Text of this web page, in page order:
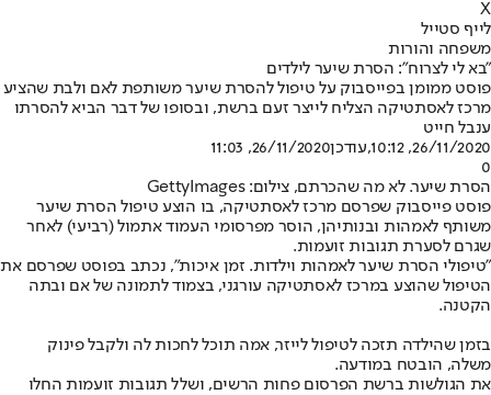
X
לייף סטייל
משפחה והורות
"בא לי לצרוח": הסרת שיער לילדים
פוסט ממומן בפייסבוק על טיפול להסרת שיער משותפת לאם ולבת שהציע
מרכז לאסתטיקה הצליח לייצר זעם ברשת, ובסופו של דבר הביא להסרתו
ענבל חייט
26/11/2020, 10:12
,עודכן26/11/2020, 11:03
0
הסרת שיער. לא מה שהכרתם, צילום: GettyImages
פוסט פייסבוק שפרסם מרכז לאסתטיקה, בו הוצע טיפול הסרת שיער
משותף לאמהות ובנותיהן, הוסר מפרסומי העמוד אתמול (רביעי) לאחר
שגרם לסערת תגובות זועמות.
"טיפולי הסרת שיער לאמהות וילדות. זמן איכות", נכתב בפוסט שפרסם את
הטיפול שהוצע במרכז לאסתטיקה עורגני, בצמוד לתמונה של אם ובתה
הקטנה.
בזמן שהילדה תזכה לטיפול לייזר, אמה תוכל לחכות לה ולקבל פינוק
משלה, הובטח במודעה.
את הגולשות ברשת הפרסום פחות הרשים, ושלל תגובות זועמות החלו